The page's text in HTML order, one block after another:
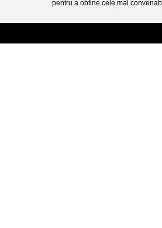
pentru a obtine cele mai